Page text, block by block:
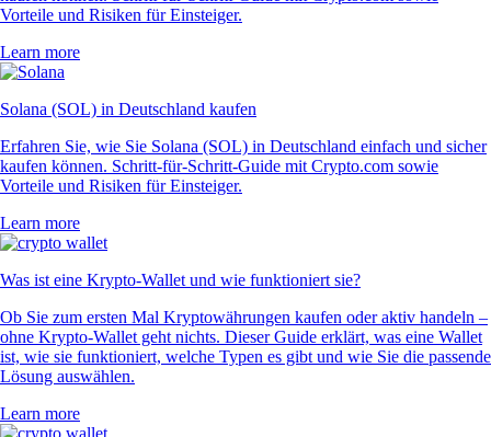
Vorteile und Risiken für Einsteiger.
Learn more
Solana (SOL) in Deutschland kaufen
Erfahren Sie, wie Sie Solana (SOL) in Deutschland einfach und sicher
kaufen können. Schritt-für-Schritt-Guide mit Crypto.com sowie
Vorteile und Risiken für Einsteiger.
Learn more
Was ist eine Krypto-Wallet und wie funktioniert sie?
Ob Sie zum ersten Mal Kryptowährungen kaufen oder aktiv handeln –
ohne Krypto-Wallet geht nichts. Dieser Guide erklärt, was eine Wallet
ist, wie sie funktioniert, welche Typen es gibt und wie Sie die passende
Lösung auswählen.
Learn more